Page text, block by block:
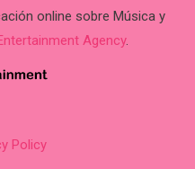
online sobre Música y
Agency.
Policy